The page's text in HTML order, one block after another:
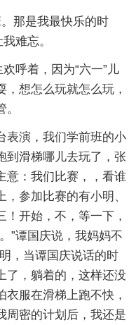
那是我最快乐的时
难忘。
呼着，因为“六一”儿
想怎么玩就怎么玩，
表演，我们学前班的小
到滑梯哪儿去玩了，张
意：我们比赛，，看谁
参加比赛的有小明、
开始，不，等一下，
”谭国庆说，我妈妈不
，当谭国庆说话的时
了，躺着的，这样还没
服在滑梯上跑不快，
周密的计划后，我还是